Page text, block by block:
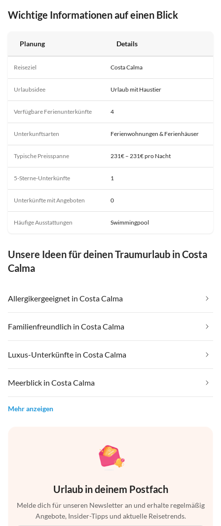
Wichtige Informationen auf einen Blick
Planung Details
Reiseziel Costa Calma
Urlaubsidee Urlaub mit Haustier
Verfügbare Ferienunterkünfte 4
Unterkunftsarten Ferienwohnungen & Ferienhäuser
Typische Preisspanne 231€ – 231€ pro Nacht
5-Sterne-Unterkünfte 1
Unterkünfte mit Angeboten 0
Häufige Ausstattungen Swimmingpool
Unsere Ideen für deinen Traumurlaub in Costa
Calma
Allergikergeeignet in Costa Calma
Familienfreundlich in Costa Calma
Luxus-Unterkünfte in Costa Calma
Meerblick in Costa Calma
Mehr anzeigen
Urlaub in deinem Postfach
Melde dich für unseren Newsletter an und erhalte regelmäßig
Angebote, Insider-Tipps und aktuelle Reisetrends.